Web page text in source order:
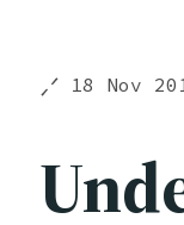
18 Nov